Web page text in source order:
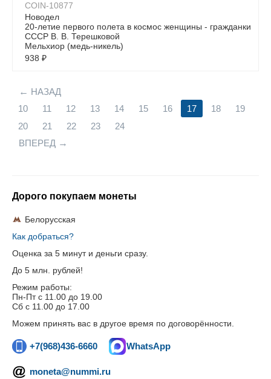
COIN-10877
Новодел
20-летие первого полета в космос женщины - гражданки
СССР В. В. Терешковой
Мельхиор (медь-никель)
938 ₽
НАЗАД
10
11 12 13 14 15 16 17 18
19
20
21 22 23
24
ВПЕРЕД
Дорого покупаем монеты
Белорусская
Как добраться?
Оценка за 5 минут и деньги сразу.
До 5 млн. рублей!
Режим работы:
Пн-Пт c 11.00 до 19.00
Сб с 11.00 до 17.00
Можем принять вас в другое время по договорённости.
+7(968)436-6660 WhatsApp
moneta@nummi.ru